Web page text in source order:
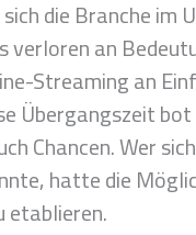
die Branche im
verloren an
Streaming an
Übergangszeit
Chancen. Wer
hatte die